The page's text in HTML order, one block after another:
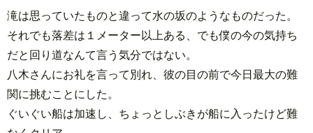
滝は思っていたものと違って水の坂のようなものだった。
それでも落差は１メーター以上ある、でも僕の今の気持ち
だと回り道なんて言う気分ではない。
八木さんにお礼を言って別れ、彼の目の前で今日最大の難
関に挑むことにした。
ぐいぐい船は加速し、ちょっとしぶきが船に入ったけど難